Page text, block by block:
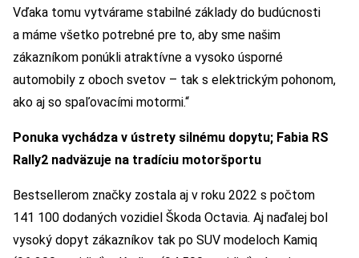
Vďaka tomu vytvárame stabilné základy do budúcnosti
a máme všetko potrebné pre to, aby sme našim
zákazníkom ponúkli atraktívne a vysoko úsporné
automobily z oboch svetov – tak s elektrickým pohonom,
ako aj so spaľovacími motormi.“
Ponuka vychádza v ústrety silnému dopytu; Fabia RS
Rally2 nadväzuje na tradíciu motoršportu
Bestsellerom značky zostala aj v roku 2022 s počtom
141 100 dodaných vozidiel Škoda Octavia. Aj naďalej bol
vysoký dopyt zákazníkov tak po SUV modeloch Kamiq